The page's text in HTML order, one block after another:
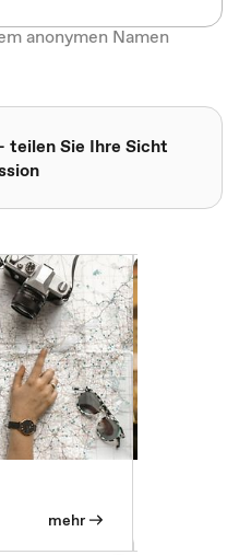
anonymen Namen
teilen Sie Ihre Sicht
mehr